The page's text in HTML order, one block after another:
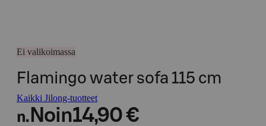
Ei valikoimassa
Flamingo water sofa 115 cm
Kaikki Jilong-tuotteet
n. Noin14,90 €